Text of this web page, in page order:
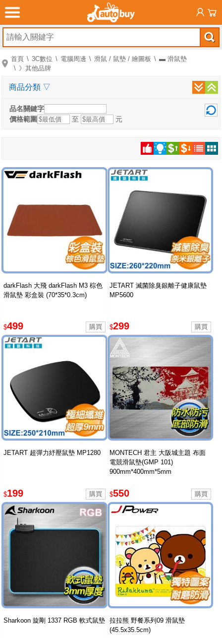
首頁 3C數位 電腦周邊 滑鼠 / 鼠墊 / 繪圖板
▬ 滑鼠墊
》其他品牌
品名關鍵字
價格範圍
至 元
darkFlash 大飛 darkFlash M3 棕色
滑鼠墊 彩盒裝 (70*35*0.3cm)
$499
JETART 滅菌除臭銀離子健康鼠墊
MP5600
$299
JETART 超彈力紓壓鼠墊 MP1280
$199
MONTECH 君主 大阪城主題 布面
電競滑鼠墊(GMP 101)
900mm*400mm*5mm
$550
Sharkoon 旋剛 1337 RGB 軟式鼠墊 拉拉熊 野餐系列09 滑鼠墊
(45.5x35.5cm)
商品分類 ▽